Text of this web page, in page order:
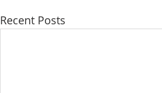
Recent Posts